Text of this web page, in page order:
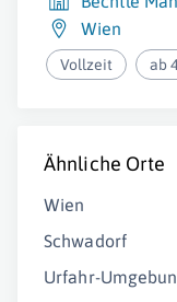
Wien
Vollzeit ab
Ähnliche Orte
Wien
Schwadorf
Urfahr-